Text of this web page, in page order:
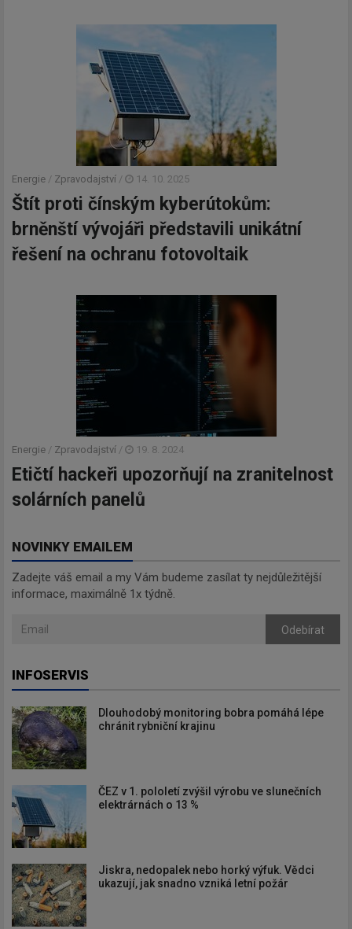
Energie / Zpravodajství / 14. 10. 2025
Štít proti čínským kyberútokům:
brněnští vývojáři představili unikátní
řešení na ochranu fotovoltaik
Energie / Zpravodajství / 19. 8. 2024
Etičtí hackeři upozorňují na zranitelnost
solárních panelů
NOVINKY EMAILEM
Zadejte váš email a my Vám budeme zasílat ty nejdůležitější
informace, maximálně 1x týdně.
Odebírat
INFOSERVIS
Dlouhodobý monitoring bobra pomáhá lépe
chránit rybniční krajinu
ČEZ v 1. pololetí zvýšil výrobu ve slunečních
elektrárnách o 13 %
Jiskra, nedopalek nebo horký výfuk. Vědci
ukazují, jak snadno vzniká letní požár